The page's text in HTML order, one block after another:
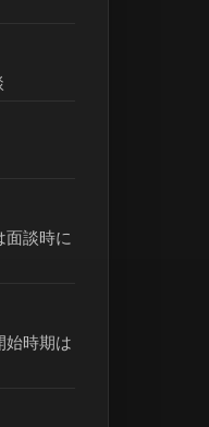
面談時に
始時期は